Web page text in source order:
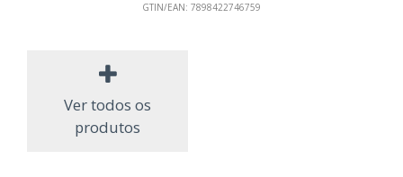
GTIN/EAN: 7898422746759
Ver todos os
produtos